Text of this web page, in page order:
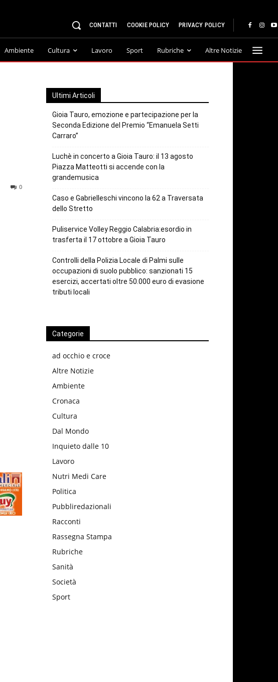
CONTATTI COOKIE POLICY PRIVACY POLICY
Ambiente Cultura Lavoro Sport Rubriche Altre Notizie
0
Ultimi Articoli
Gioia Tauro, emozione e partecipazione per la
Seconda Edizione del Premio “Emanuela Setti
Carraro”
Luchè in concerto a Gioia Tauro: il 13 agosto
Piazza Matteotti si accende con la
grandemusica
Caso e Gabrielleschi vincono la 62 a Traversata
dello Stretto
Puliservice Volley Reggio Calabria:esordio in
trasferta il 17 ottobre a Gioia Tauro
Controlli della Polizia Locale di Palmi sulle
occupazioni di suolo pubblico: sanzionati 15
esercizi, accertati oltre 50.000 euro di evasione
tributi locali
Categorie
ad occhio e croce
Altre Notizie
Ambiente
Cronaca
Cultura
Dal Mondo
Inquieto dalle 10
Lavoro
Nutri Medi Care
Politica
Pubbliredazionali
Racconti
Rassegna Stampa
Rubriche
Sanità
Società
Sport